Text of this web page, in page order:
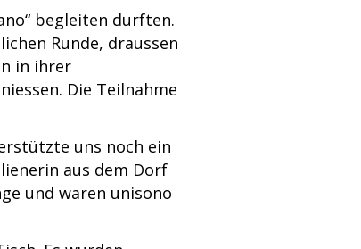
begleiten durften.
Runde, draussen
in ihrer
Die Teilnahme
uns noch ein
aus dem Dorf
und waren unisono